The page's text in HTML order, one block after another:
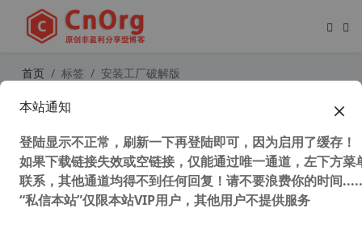
首页 标签 安装工厂破解版
化第5次修正版
本站通知
登陆显示不正常，刷新一下再登陆即可，因为启用了缓存！
如果下载链接失效或空链接，仅能通过唯一通道，左下方菜
联系，其他通道均得不到任何回复！请不要浪费你的时间
“私信本站”仅限本站VIP用户，其他用户不提供服务